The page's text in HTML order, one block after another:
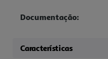
Documentação:
Características